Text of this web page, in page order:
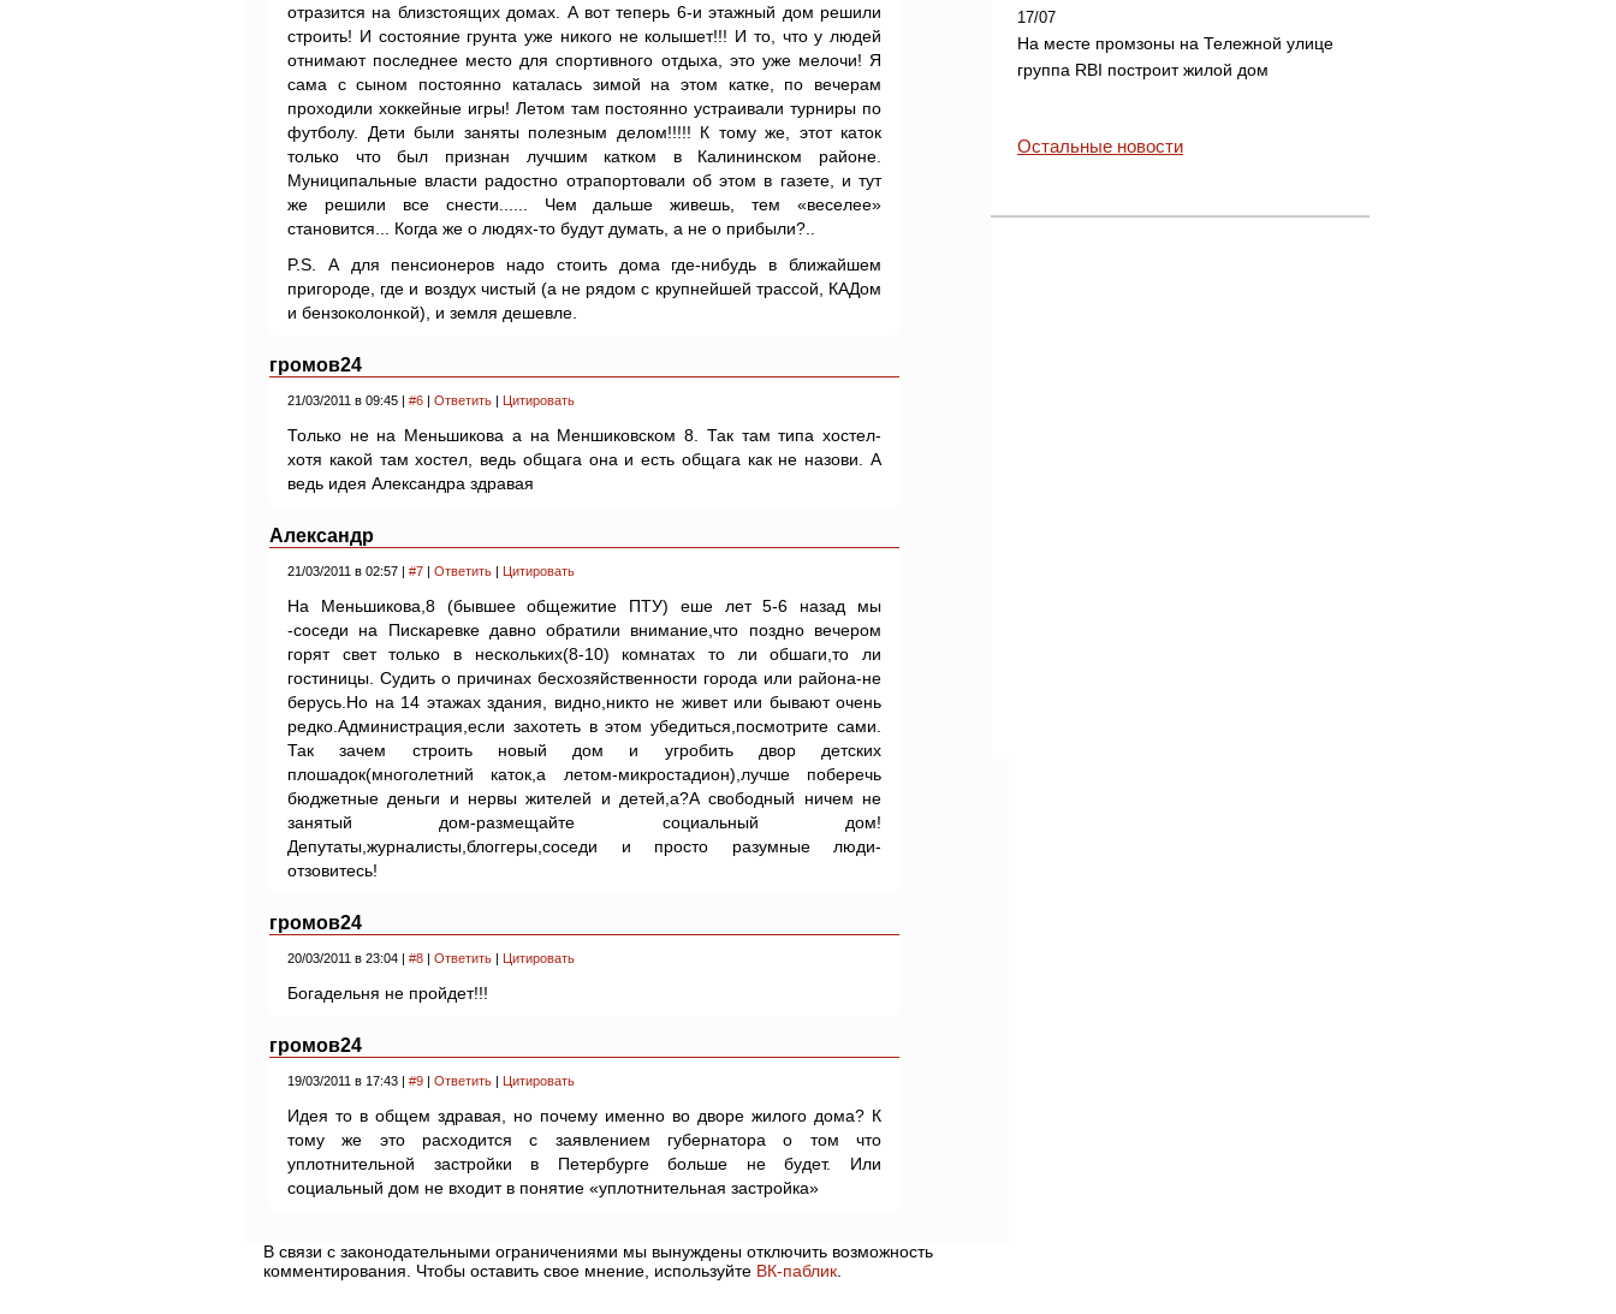
отразится на близстоящих домах. А вот теперь 6-и этажный дом решили
строить! И состояние грунта уже никого не колышет!!! И то, что у людей
отнимают последнее место для спортивного отдыха, это уже мелочи! Я
сама с сыном постоянно каталась зимой на этом катке, по вечерам
проходили хоккейные игры! Летом там постоянно устраивали турниры по
футболу. Дети были заняты полезным делом!!!!! К тому же, этот каток
только что был признан лучшим катком в Калининском районе.
Муниципальные власти радостно отрапортовали об этом в газете, и тут
же решили все снести...... Чем дальше живешь, тем «веселее»
становится... Когда же о людях-то будут думать, а не о прибыли?..
P.S. А для пенсионеров надо стоить дома где-нибудь в ближайшем
пригороде, где и воздух чистый (а не рядом с крупнейшей трассой, КАДом
и бензоколонкой), и земля дешевле.
громов24
21/03/2011 в 09:45 | #6 Ответить Цитировать
Только не на Меньшикова а на Меншиковском 8. Так там типа хостел-
хотя какой там хостел, ведь общага она и есть общага как не назови. А
ведь идея Александра здравая
Александр
21/03/2011 в 02:57 | #7 Ответить Цитировать
На Меньшикова,8 (бывшее общежитие ПТУ) еше лет 5-6 назад мы
-соседи на Пискаревке давно обратили внимание,что поздно вечером
горят свет только в нескольких(8-10) комнатах то ли обшаги,то ли
гостиницы. Судить о причинах бесхозяйственности города или района-не
берусь.Но на 14 этажах здания, видно,никто не живет или бывают очень
редко.Администрация,если захотеть в этом убедиться,посмотрите сами.
Так зачем строить новый дом и угробить двор детских
плошадок(многолетний каток,а летом-микростадион),лучше поберечь
бюджетные деньги и нервы жителей и детей,а?А свободный ничем не
занятый дом-размещайте социальный дом!
Депутаты,журналисты,блоггеры,соседи и просто разумные люди-
отзовитесь!
громов24
20/03/2011 в 23:04 | #8 Ответить Цитировать
Богадельня не пройдет!!!
громов24
19/03/2011 в 17:43 | #9 Ответить Цитировать
Идея то в общем здравая, но почему именно во дворе жилого дома? К
тому же это расходится с заявлением губернатора о том что
уплотнительной застройки в Петербурге больше не будет. Или
социальный дом не входит в понятие «уплотнительная застройка»
В связи с законодательными ограничениями мы вынуждены отключить возможность
комментирования. Чтобы оставить свое мнение, используйте ВК-паблик.
17/07
На месте промзоны на Тележной улице
группа RBI построит жилой дом
Остальные новости